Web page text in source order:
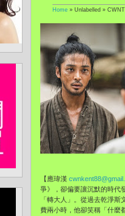
Home » Unlabelled »
【應瑋漢
爭》，卻偏要讓沉默的時代
「轉大人」。從過去乾淨
費兩小時，他卻笑稱「什麼